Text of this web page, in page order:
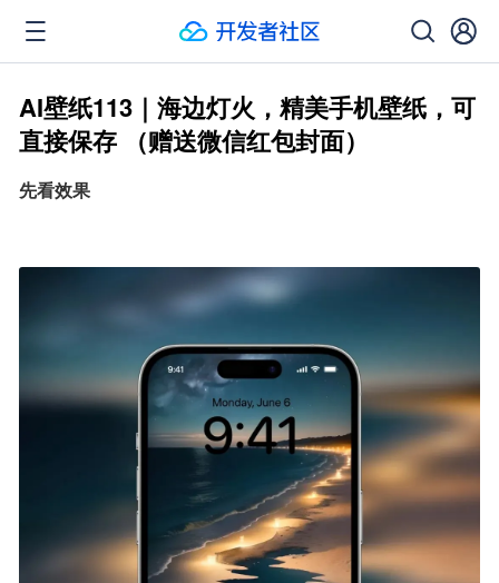
AI壁纸113｜海边灯火，精美手机壁纸，可
直接保存 ​​​（赠送微信红包封面）
先看效果